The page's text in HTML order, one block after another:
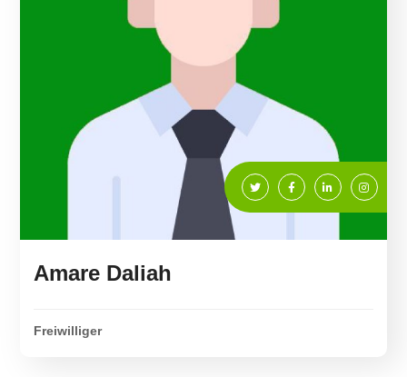
Amare Daliah
Freiwilliger